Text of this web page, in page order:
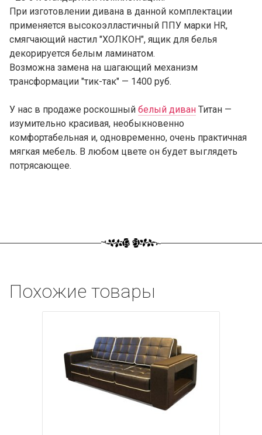
При изготовлении дивана в данной комплектации
применяется высокоэлластичный ППУ марки HR,
смягчающий настил "ХОЛКОН", ящик для белья
декорируется белым ламинатом.
Возможна замена на шагающий механизм
трансформации "тик-так" — 1400 руб.
У нас в продаже роскошный белый диван Титан —
изумительно красивая, необыкновенно
комфортабельная и, одновременно, очень практичная
мягкая мебель. В любом цвете он будет выглядеть
потрясающее.
Похожие товары